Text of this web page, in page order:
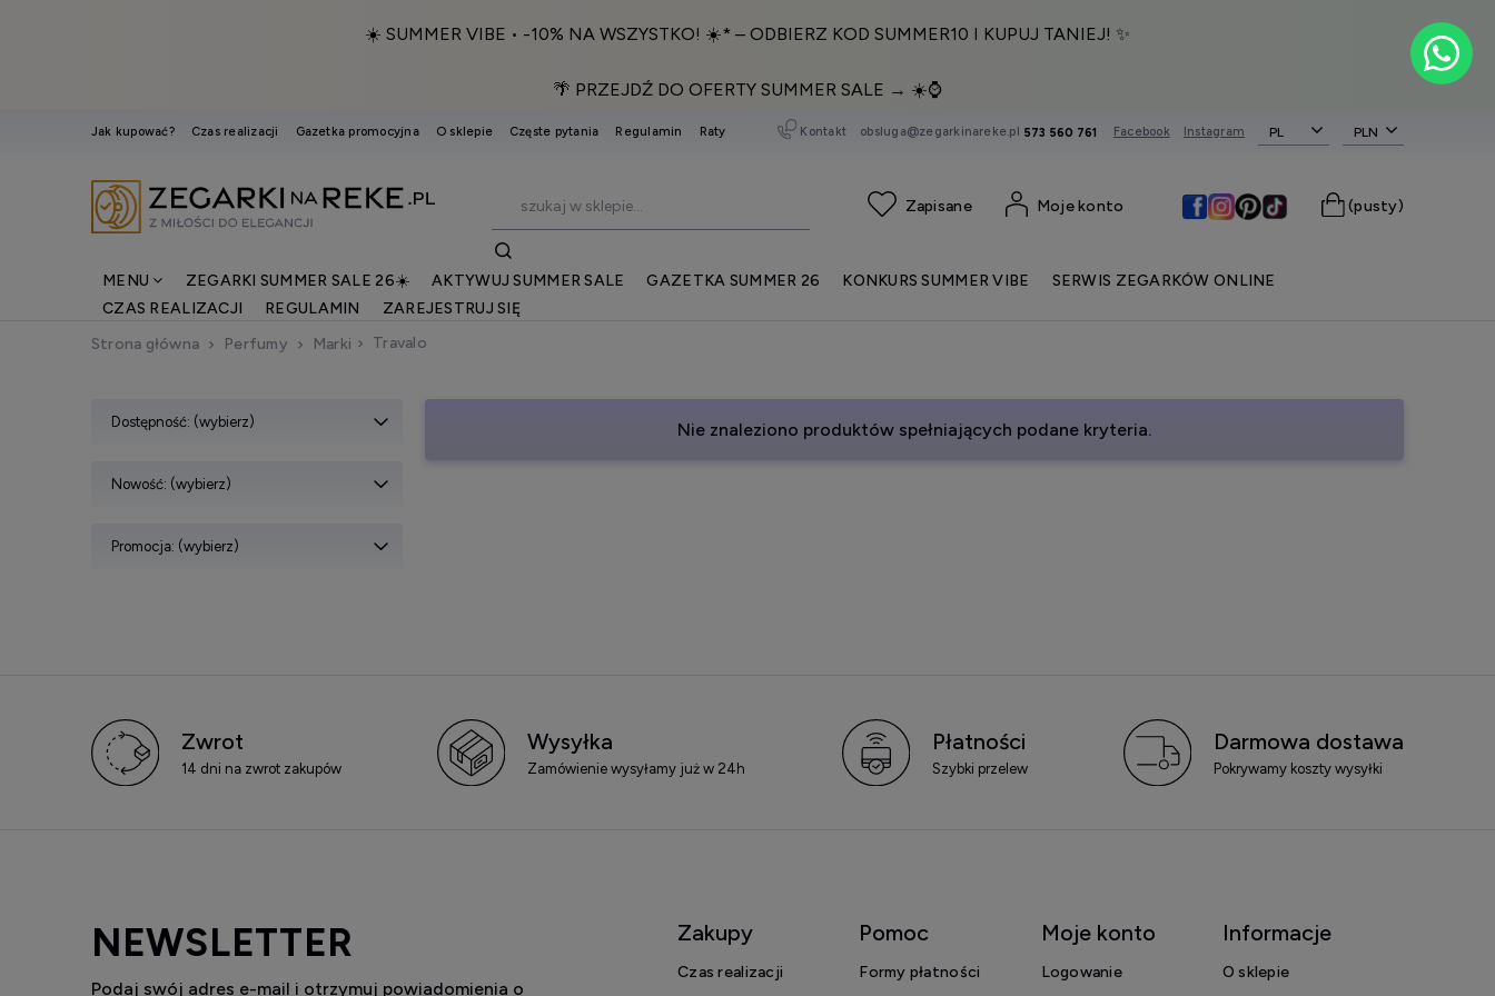
☀️ SUMMER VIBE • -10% NA WSZYSTKO! ☀️* – ODBIERZ KOD SUMMER10 I KUPUJ TANIEJ! ✨
🌴 PRZEJDŹ DO OFERTY SUMMER SALE → ☀️⌚️
Jak kupować? Czas realizacji Gazetka promocyjna O sklepie Częste pytania Regulamin Raty Kontakt obsluga@zegarkinareke.pl 573 560 761 Facebook Instagram PL
(pusty)
Moje konto
MENU ZEGARKI SUMMER SALE 26☀️ AKTYWUJ SUMMER SALE GAZETKA SUMMER 26 KONKURS SUMMER VIBE
SERWIS ZEGARKÓW ONLINE
CZAS REALIZACJI
REGULAMIN
ZAREJESTRUJ SIĘ
Strona główna
Perfumy Marki Travalo
Dostępność: (wybierz)
Nowość: (wybierz)
Promocja: (wybierz)
Nie znaleziono produktów spełniających podane kryteria.
Zwrot
14 dni na zwrot zakupów
Wysyłka
Zamówienie wysyłamy już w 24h
Płatności
Szybki przelew
Darmowa dostawa
Pokrywamy koszty wysyłki
NEWSLETTER
Podaj swój adres e-mail i otrzymuj powiadomienia o
Zakupy
Czas realizacji
Pomoc
Formy płatności
Moje konto
Logowanie
Informacje
O sklepie